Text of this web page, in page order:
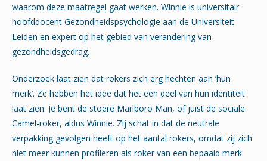
waarom deze maatregel gaat werken. Winnie is universitair
hoofddocent Gezondheidspsychologie aan de Universiteit
Leiden en expert op het gebied van verandering van
gezondheidsgedrag.
Onderzoek laat zien dat rokers zich erg hechten aan ‘hun
merk’. Ze hebben het idee dat het een deel van hun identiteit
laat zien. Je bent de stoere Marlboro Man, of juist de sociale
Camel-roker, aldus Winnie. Zij schat in dat de neutrale
verpakking gevolgen heeft op het aantal rokers, omdat zij zich
niet meer kunnen profileren als roker van een bepaald merk.